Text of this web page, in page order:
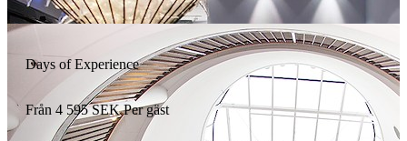
Days of Experience
Från 4 595 SEK Per gäst